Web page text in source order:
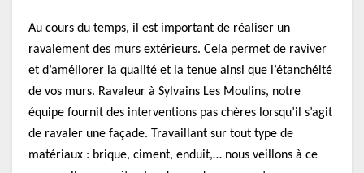
Au cours du temps, il est important de réaliser un
ravalement des murs extérieurs. Cela permet de raviver
et d’améliorer la qualité et la tenue ainsi que l’étanchéité
de vos murs. Ravaleur à Sylvains Les Moulins, notre
équipe fournit des interventions pas chères lorsqu’il s’agit
de ravaler une façade. Travaillant sur tout type de
matériaux : brique, ciment, enduit,… nous veillons à ce